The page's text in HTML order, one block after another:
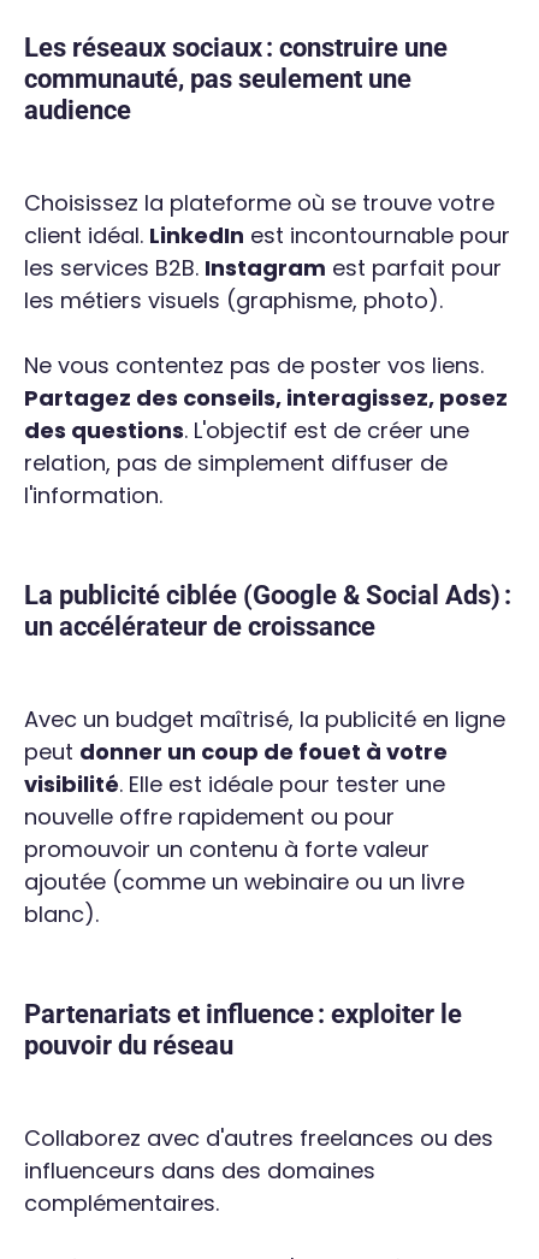
Les réseaux sociaux : construire une
communauté, pas seulement une
audience
Choisissez la plateforme où se trouve votre
client idéal. LinkedIn est incontournable pour
les services B2B. Instagram est parfait pour
les métiers visuels (graphisme, photo).
Ne vous contentez pas de poster vos liens.
Partagez des conseils, interagissez, posez
des questions. L'objectif est de créer une
relation, pas de simplement diffuser de
l'information.
La publicité ciblée (Google & Social Ads) :
un accélérateur de croissance
Avec un budget maîtrisé, la publicité en ligne
peut donner un coup de fouet à votre
visibilité. Elle est idéale pour tester une
nouvelle offre rapidement ou pour
promouvoir un contenu à forte valeur
ajoutée (comme un webinaire ou un livre
blanc).
Partenariats et influence : exploiter le
pouvoir du réseau
Collaborez avec d'autres freelances ou des
influenceurs dans des domaines
complémentaires.